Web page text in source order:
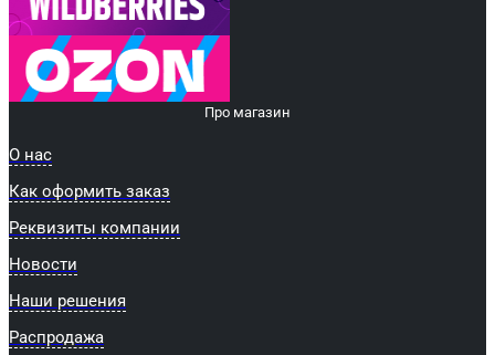
Про магазин
О нас
Как оформить заказ
Реквизиты компании
Новости
Наши решения
Распродажа